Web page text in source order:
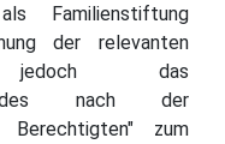
Familienstiftung
der relevanten
das
des nach der
Berechtigten" zum